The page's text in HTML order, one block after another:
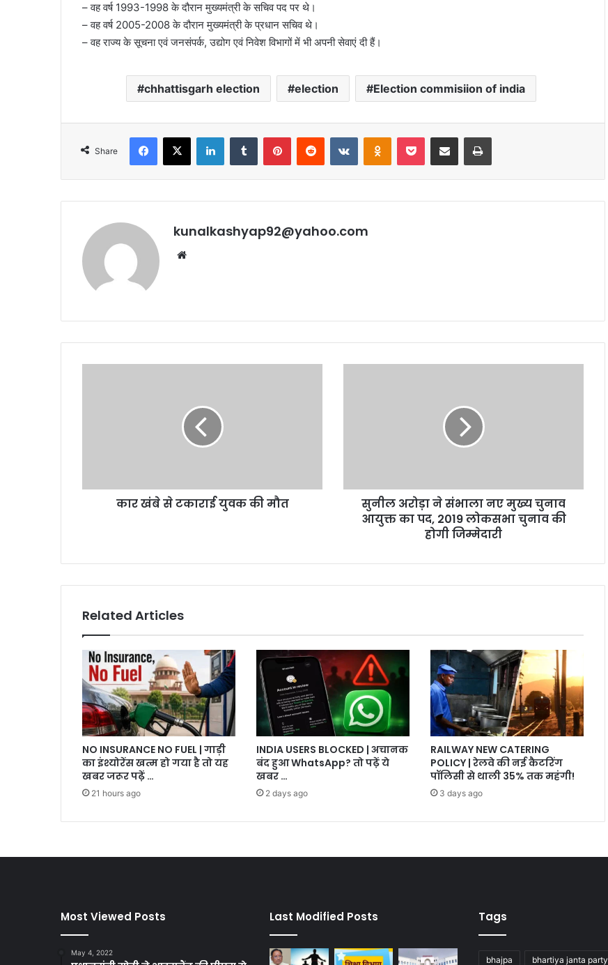
– वह वर्ष 1993-1998 के दौरान मुख्यमंत्री के सचिव पद पर थे।
– वह वर्ष 2005-2008 के दौरान मुख्यमंत्री के प्रधान सचिव थे।
– वह राज्य के सूचना एवं जनसंपर्क, उद्योग एवं निवेश विभागों में भी अपनी सेवाएं दी हैं।
chhattisgarh election election Election commisiion of india
Share
Facebook
X LinkedInTumblr PinterestReddit VKontakteOdnoklassniki
Pocket Share via Email Print
kunalkashyap92@yahoo.com
कार खंबे से टकाराई युवक की मौत
का
2019
की
सुनील अरोड़ा ने संभाला नए मुख्य चुनाव
आयुक्त का पद, 2019 लोकसभा चुनाव की
होगी जिम्मेदारी
Related Articles
NO INSURANCE NO FUEL | गाड़ी
का इंश्योरेंस खत्म हो गया है तो यह
खबर जरूर पढ़ें …
21 hours ago
INDIA USERS BLOCKED | अचानक
बंद हुआ WhatsApp? तो पढ़ें ये
खबर …
2 days ago
RAILWAY NEW CATERING
POLICY | रेलवे की नई कैटरिंग
पॉलिसी से थाली 35% तक महंगी!
3 days ago
Most Viewed Posts
May 4, 2022
Last Modified Posts Tags
bhajpa bhartiya janta party